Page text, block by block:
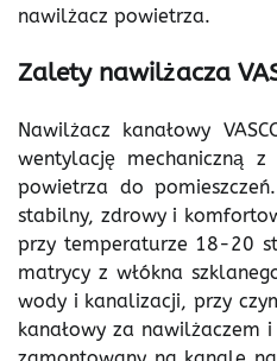
nawilżacz powietrza.
Zalety nawilżacza
Nawilżacz kanałowy
wentylację mechaniczną
powietrza do
stabilny, zdrowy i
przy temperaturze 18-20
matrycy z włókna
wody i kanalizacji, przy
kanałowy za nawilżaczem